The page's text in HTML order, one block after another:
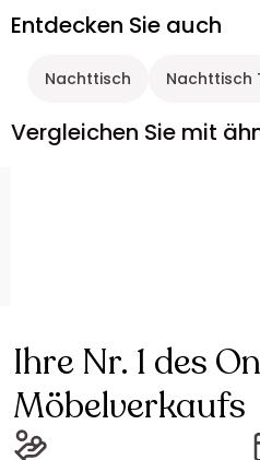
Entdecken Sie auch
Nachttisch Nachttisch
Vergleichen Sie mit
Ihre Nr. 1 des
Möbelverkaufs